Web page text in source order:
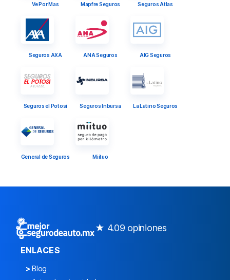
Ve Por Mas Mapfre Seguros Seguros Atlas
Seguros AXA ANA Seguros AIG Seguros
Seguros el Potosi Seguros Inbursa La Latino Seguros
General de Seguros Miituo
★ 4.09 opiniones
ENLACES
> Blog